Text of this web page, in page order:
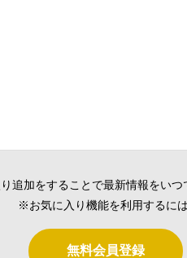
追加をすることで最新情報をい
※お気に入り機能を利用するに
無料会員登録